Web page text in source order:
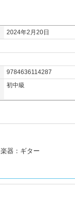
2024年2月20日
9784636114287
初中級
楽器：ギター